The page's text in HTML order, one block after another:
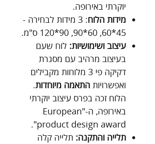
יוקרתי באירופה.
מידות הלוח
: 3 מידות לבחירה -
45*60, 60*90, 90*120 ס"מ.
עיצוב ושימושיות: לוח שעם
בעיצוב מרהיב עם מסגרת
דקיקה פי 3 מלוחות מקבילים
ואפשרויות התאמה מיוחדות.
הלוח זכה בפרס עיצוב יוקרתי
באירופה, ה-"European
product design award".
תלייה והתקנה: תלייה קלה